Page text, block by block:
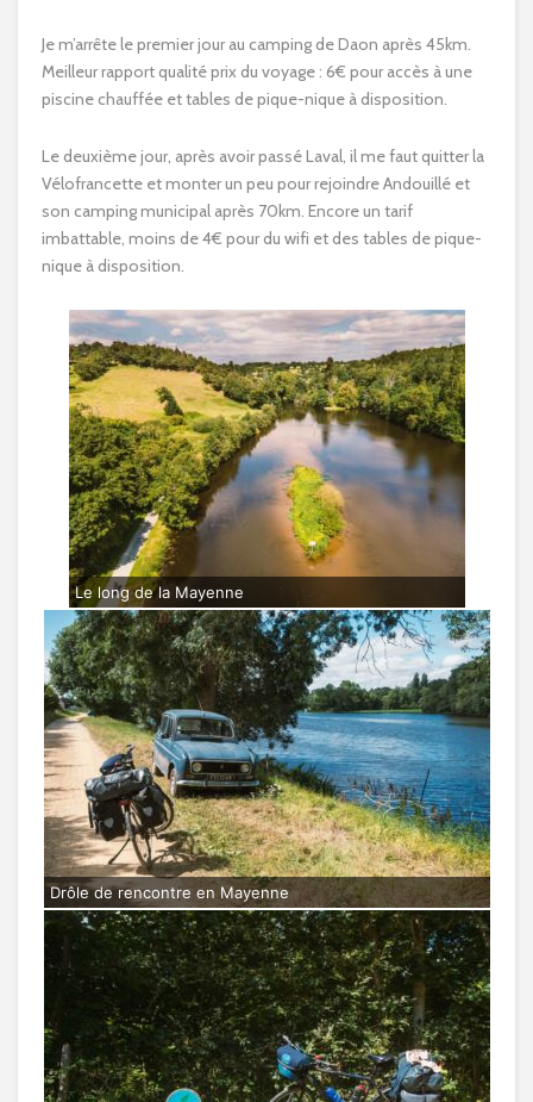
Je m’arrête le premier jour au camping de Daon après 45km.
Meilleur rapport qualité prix du voyage : 6€ pour accès à une
piscine chauffée et tables de pique-nique à disposition.
Le deuxième jour, après avoir passé Laval, il me faut quitter la
Vélofrancette et monter un peu pour rejoindre Andouillé et
son camping municipal après 70km. Encore un tarif
imbattable, moins de 4€ pour du wifi et des tables de pique-
nique à disposition.
Le long de la Mayenne
Drôle de rencontre en Mayenne